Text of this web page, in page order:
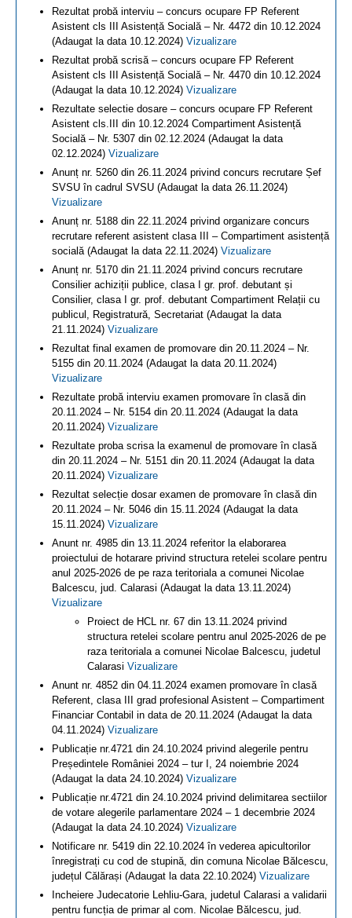
Rezultat probă interviu – concurs ocupare FP Referent
Asistent cls III Asistență Socială – Nr. 4472 din 10.12.2024
(Adaugat la data 10.12.2024) Vizualizare
Rezultat probă scrisă – concurs ocupare FP Referent
Asistent cls III Asistență Socială – Nr. 4470 din 10.12.2024
(Adaugat la data 10.12.2024) Vizualizare
Rezultate selectie dosare – concurs ocupare FP Referent
Asistent cls.III din 10.12.2024 Compartiment Asistență
Socială – Nr. 5307 din 02.12.2024 (Adaugat la data
02.12.2024) Vizualizare
Anunț nr. 5260 din 26.11.2024 privind concurs recrutare Șef
SVSU în cadrul SVSU (Adaugat la data 26.11.2024)
Vizualizare
Anunț nr. 5188 din 22.11.2024 privind organizare concurs
recrutare referent asistent clasa III – Compartiment asistență
socială (Adaugat la data 22.11.2024) Vizualizare
Anunț nr. 5170 din 21.11.2024 privind concurs recrutare
Consilier achiziții publice, clasa I gr. prof. debutant și
Consilier, clasa I gr. prof. debutant Compartiment Relații cu
publicul, Registratură, Secretariat (Adaugat la data
21.11.2024) Vizualizare
Rezultat final examen de promovare din 20.11.2024 – Nr.
5155 din 20.11.2024 (Adaugat la data 20.11.2024)
Vizualizare
Rezultate probă interviu examen promovare în clasă din
20.11.2024 – Nr. 5154 din 20.11.2024 (Adaugat la data
20.11.2024) Vizualizare
Rezultate proba scrisa la examenul de promovare în clasă
din 20.11.2024 – Nr. 5151 din 20.11.2024 (Adaugat la data
20.11.2024) Vizualizare
Rezultat selecție dosar examen de promovare în clasă din
20.11.2024 – Nr. 5046 din 15.11.2024 (Adaugat la data
15.11.2024) Vizualizare
Anunt nr. 4985 din 13.11.2024 referitor la elaborarea
proiectului de hotarare privind structura retelei scolare pentru
anul 2025-2026 de pe raza teritoriala a comunei Nicolae
Balcescu, jud. Calarasi (Adaugat la data 13.11.2024)
Vizualizare
Proiect de HCL nr. 67 din 13.11.2024 privind
structura retelei scolare pentru anul 2025-2026 de pe
raza teritoriala a comunei Nicolae Balcescu, judetul
Calarasi Vizualizare
Anunt nr. 4852 din 04.11.2024 examen promovare în clasă
Referent, clasa III grad profesional Asistent – Compartiment
Financiar Contabil in data de 20.11.2024 (Adaugat la data
04.11.2024) Vizualizare
Publicație nr.4721 din 24.10.2024 privind alegerile pentru
Președintele României 2024 – tur I, 24 noiembrie 2024
(Adaugat la data 24.10.2024) Vizualizare
Publicație nr.4721 din 24.10.2024 privind delimitarea sectiilor
de votare alegerile parlamentare 2024 – 1 decembrie 2024
(Adaugat la data 24.10.2024) Vizualizare
Notificare nr. 5419 din 22.10.2024 în vederea apicultorilor
înregistrați cu cod de stupină, din comuna Nicolae Bălcescu,
județul Călărași (Adaugat la data 22.10.2024) Vizualizare
Incheiere Judecatorie Lehliu-Gara, judetul Calarasi a validarii
pentru funcția de primar al com. Nicolae Bălcescu, jud.